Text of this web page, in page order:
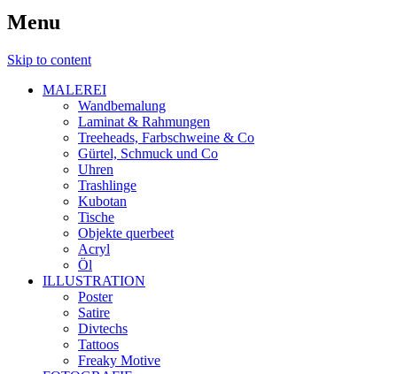
Menu
Skip to content
MALEREI
Wandbemalung
Laminat & Rahmungen
Treeheads, Farbschweine & Co
Gürtel, Schmuck und Co
Uhren
Trashlinge
Kubotan
Tische
Objekte querbeet
Acryl
Öl
ILLUSTRATION
Poster
Satire
Divtechs
Tattoos
Freaky Motive